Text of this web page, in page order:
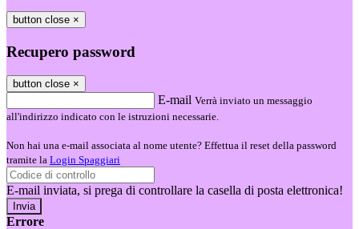
button close ×
Recupero password
button close ×
E-mail Verrà inviato un messaggio
all'indirizzo indicato con le istruzioni necessarie.
Non hai una e-mail associata al nome utente? Effettua il reset della password
tramite la Login Spaggiari
E-mail inviata, si prega di controllare la casella di posta elettronica!
Errore